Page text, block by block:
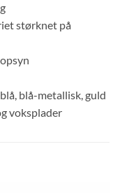
størknet på
blå-metallisk, guld
voksplader